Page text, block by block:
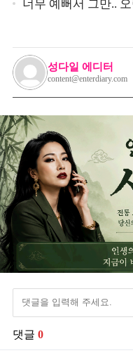
심 받았던 스타
너무 예뻐서 그만..
성다일 에디터
content@enterdiary.com
댓글 0